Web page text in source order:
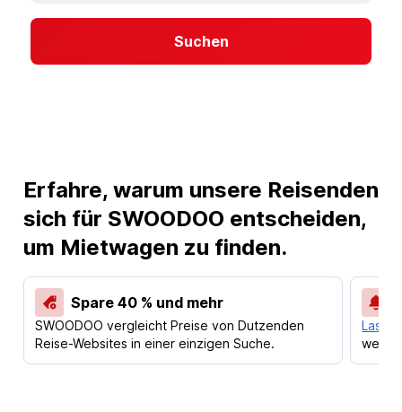
Suchen
Erfahre, warum unsere Reisenden
sich für SWOODOO entscheiden,
um Mietwagen zu finden.
Spare 40 % und mehr
SWOODOO vergleicht Preise von Dutzenden
Reise-Websites in einer einzigen Suche.
Lass